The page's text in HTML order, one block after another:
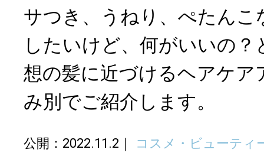
サつき、うねり、ぺたんこ
したいけど、何がいいの？
想の髪に近づけるヘアケア
み別でご紹介します。
公開：2022.11.2 コスメ・ビューティ